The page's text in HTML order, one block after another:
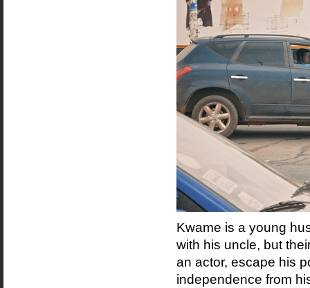
Kwame is a young
with his uncle, but
an actor, escape his
independence from